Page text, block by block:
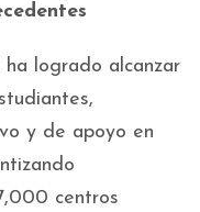
ha logrado alcanzar
y de apoyo en
centros